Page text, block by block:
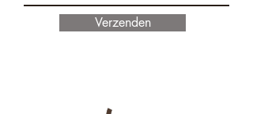
Verzenden